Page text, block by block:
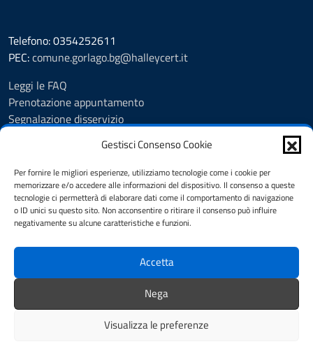
Gestisci Consenso Cookie
Per fornire le migliori esperienze, utilizziamo tecnologie come i cookie per
memorizzare e/o accedere alle informazioni del dispositivo. Il consenso a queste
tecnologie ci permetterà di elaborare dati come il comportamento di navigazione
o ID unici su questo sito. Non acconsentire o ritirare il consenso può influire
negativamente su alcune caratteristiche e funzioni.
Accetta
Nega
Visualizza le preferenze
Telefono: 0354252611
PEC:comune.gorlago.bg@halleycert.it
Leggi le FAQ
Prenotazione appuntamento
Segnalazione disservizio
Cookie Policy
Informativa privacy
Dichiarazione di accessibilità
Note legali
SEGUICI SU
Facebook